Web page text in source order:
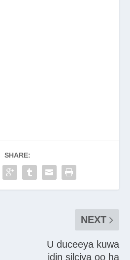
SHARE:
NEXT
U duceeya kuwa
idin silciya oo ha